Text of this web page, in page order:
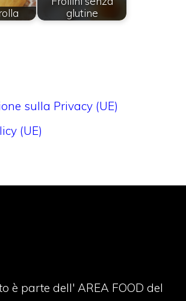
glutine
sulla Privacy (UE)
(UE)
è parte dell' AREA FOOD del